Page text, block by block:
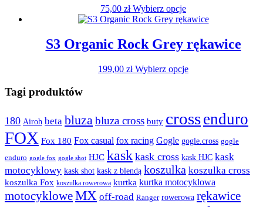
wybrać
na
stronie
produktu
75,00 zł Wybierz opcjeTen
produkt
wiele
wariantów.
można
S3 Organic Rock Grey rękawice
199,00 zł Wybierz opcjeTen
Opcje
wybrać
na
stronie
produktu
Tagi produktów
180 Airoh beta bluzabluza cross buty crossenduro
FOX Fox 180 Fox casual fox racing Gogle gogle.cross gogle
enduro gogle fox gogle shot HJC kask kask cross kask HJC kask
motocyklowy kask shot kask z blendą koszulka koszulka cross
koszulka Fox koszulka rowerowa kurtka kurtka motocyklowa
motocykloweMX off-road Ranger rowerowa rękawice